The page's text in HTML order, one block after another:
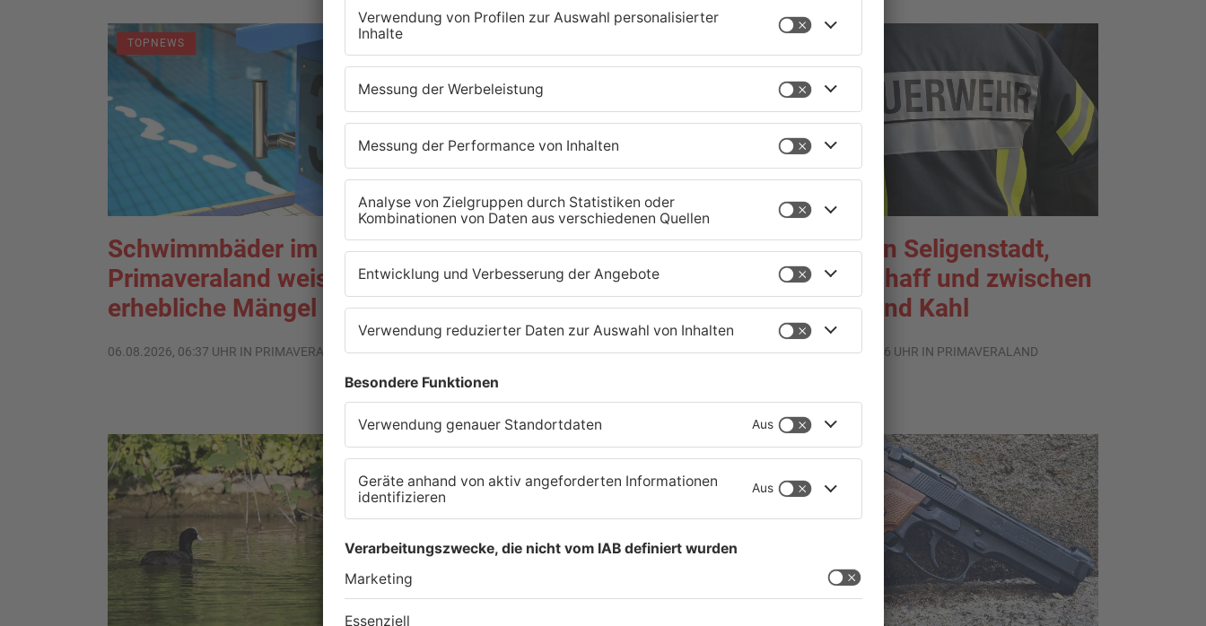
TOPNEWS
Schwimmbäder im
Primaveraland weisen teils
erhebliche Mängel auf
06.08.2026, 06:37 UHR IN PRIMAVERALAND
Waldbrandgefahr im
Primaveraland bleibt
weiterhin sehr hoch
06.08.2026, 06:34 UHR IN PRIMAVERALAND
Brände in Seligenstadt,
Waldaschaff und zwischen
Hanau und Kahl
05.08.2026, 06:36 UHR IN PRIMAVERALAND